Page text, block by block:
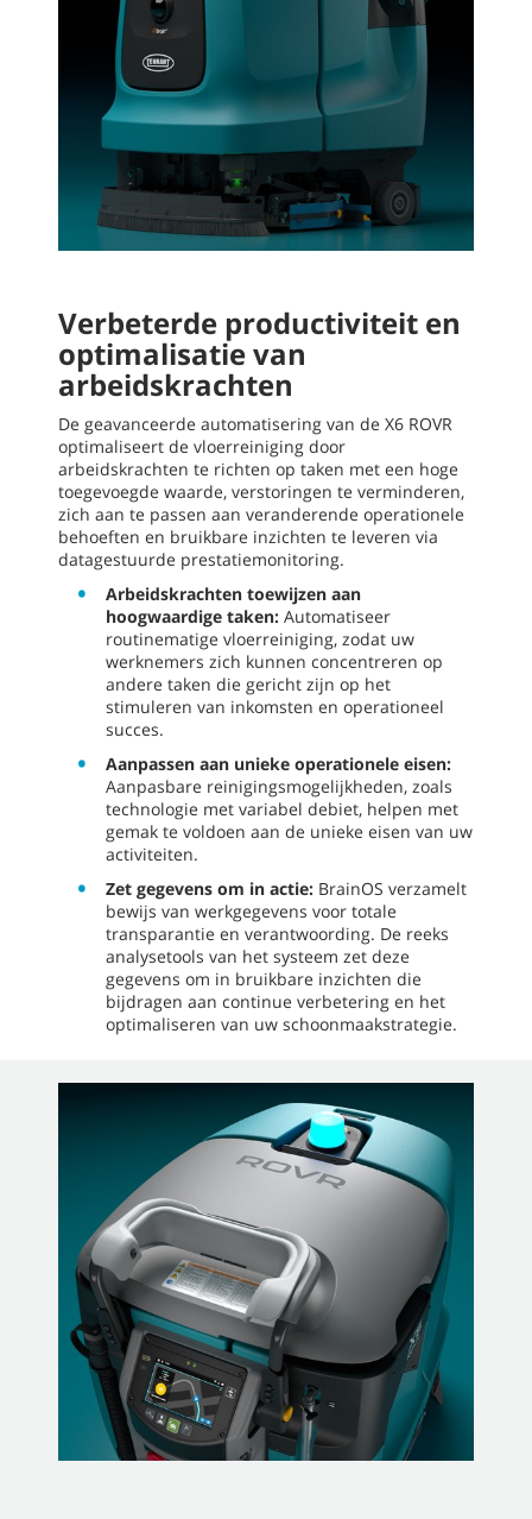
Verbeterde productiviteit en
optimalisatie van
arbeidskrachten
De geavanceerde automatisering van de X6 ROVR
optimaliseert de vloerreiniging door
arbeidskrachten te richten op taken met een hoge
toegevoegde waarde, verstoringen te verminderen,
zich aan te passen aan veranderende operationele
behoeften en bruikbare inzichten te leveren via
datagestuurde prestatiemonitoring.
Arbeidskrachten toewijzen aan
hoogwaardige taken: Automatiseer
routinematige vloerreiniging, zodat uw
werknemers zich kunnen concentreren op
andere taken die gericht zijn op het
stimuleren van inkomsten en operationeel
succes.
Aanpassen aan unieke operationele eisen:
Aanpasbare reinigingsmogelijkheden, zoals
technologie met variabel debiet, helpen met
gemak te voldoen aan de unieke eisen van uw
activiteiten.
Zet gegevens om in actie: BrainOS verzamelt
bewijs van werkgegevens voor totale
transparantie en verantwoording. De reeks
analysetools van het systeem zet deze
gegevens om in bruikbare inzichten die
bijdragen aan continue verbetering en het
optimaliseren van uw schoonmaakstrategie.